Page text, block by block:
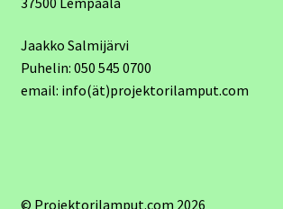
Jaakko Salmijärvi
Puhelin: 050 545 0700
email: info(ät)projektorilamput.com
© Projektorilamput.com 2026